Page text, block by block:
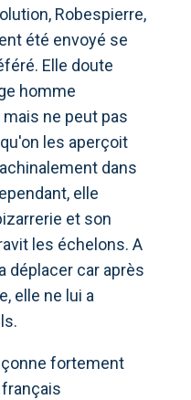
Robespierre,
été envoyé se
Elle doute
homme
ne peut pas
les aperçoit
dans
elle
et son
les échelons. A
déplacer car après
elle ne lui a
fortement